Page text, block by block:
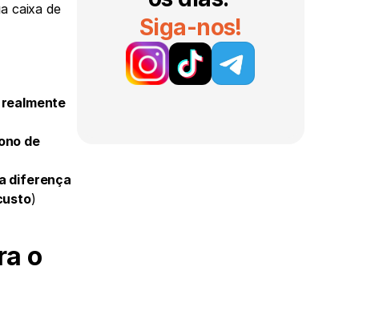
caixa de
realmente
de
diferença
)
o
Siga-nos!